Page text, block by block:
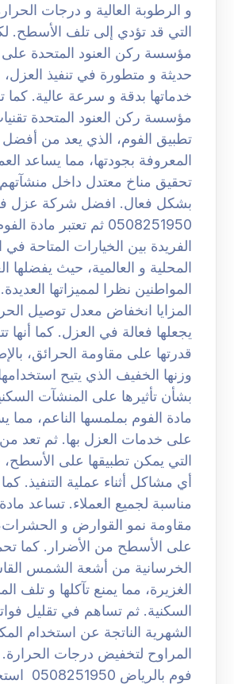
و الرطوبة العالية و درجات
التي قد تؤدي إلى تلف الأسطح.
مؤسسة ركن العنود المتحدة
حديثة و متطورة في تنفيذ العزل،
خدماتها بدقة و سرعة عالية. كما
مؤسسة ركن العنود المتحدة
تطبيق الفوم، الذي يعد من أفضل
المعروفة بجودتها، مما يساعد
تحقيق مناخ معتدل داخل منشآتهم
بشكل فعال. افضل شركة عزل
0508251950 ثم تعتبر
الفريدة بين الخيارات المتاحة في
المحلية و العالمية، حيث يفضلها
المواطنين نظرا لمميزاتها
المزايا انخفاض معدل توصيل
يجعلها فعالة في العزل. كما أنها
قدرتها على مقاومة الحرائق،
وزنها الخفيف الذي يتيح
بشأن تأثيرها على المنشآت
مادة الفوم بملمسها الناعم،
على خدمات العزل بها. ثم تعد
التي يمكن تطبيقها على الأسطح،
أي مشاكل أثناء عملية التنفيذ.
مناسبة لجميع العملاء. تساعد
مقاومة نمو القوارض و
على الأسطح من الأضرار. كما
الخرسانية من أشعة الشمس
الغزيرة، مما يمنع تآكلها و تلف
السكنية. ثم تساهم في تقليل
الشهرية الناتجة عن استخدام
المراوح لتخفيض درجات
فوم